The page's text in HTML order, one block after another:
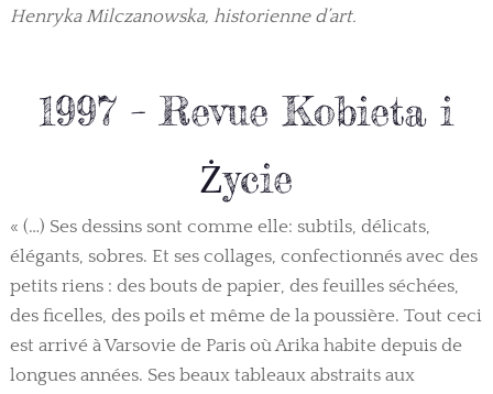
Henryka Milczanowska, historienne d’art.
1997 – Revue Kobieta i
Życie
« (…) Ses dessins sont comme elle: subtils, délicats,
élégants, sobres. Et ses collages, confectionnés avec des
petits riens : des bouts de papier, des feuilles séchées,
des ficelles, des poils et même de la poussière. Tout ceci
est arrivé à Varsovie de Paris où Arika habite depuis de
longues années. Ses beaux tableaux abstraits aux